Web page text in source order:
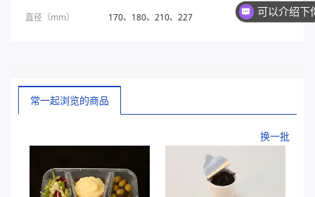
直径（mm） 170、180、210、227
常一起浏览的商品
换一批